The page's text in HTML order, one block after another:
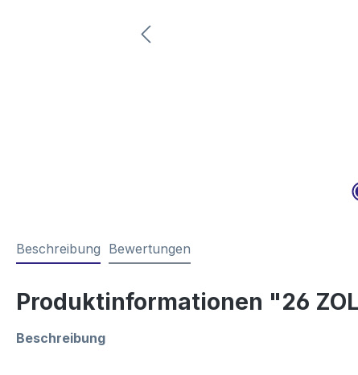
Beschreibung Bewertungen
Produktinformationen "26
Beschreibung